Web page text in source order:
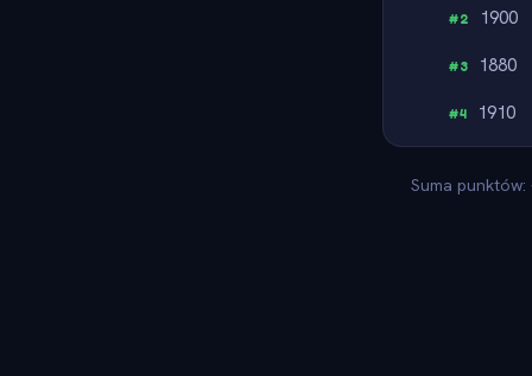
#2 1900
#3 1880
#4 1910
Suma